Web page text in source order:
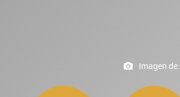
Imagen de: